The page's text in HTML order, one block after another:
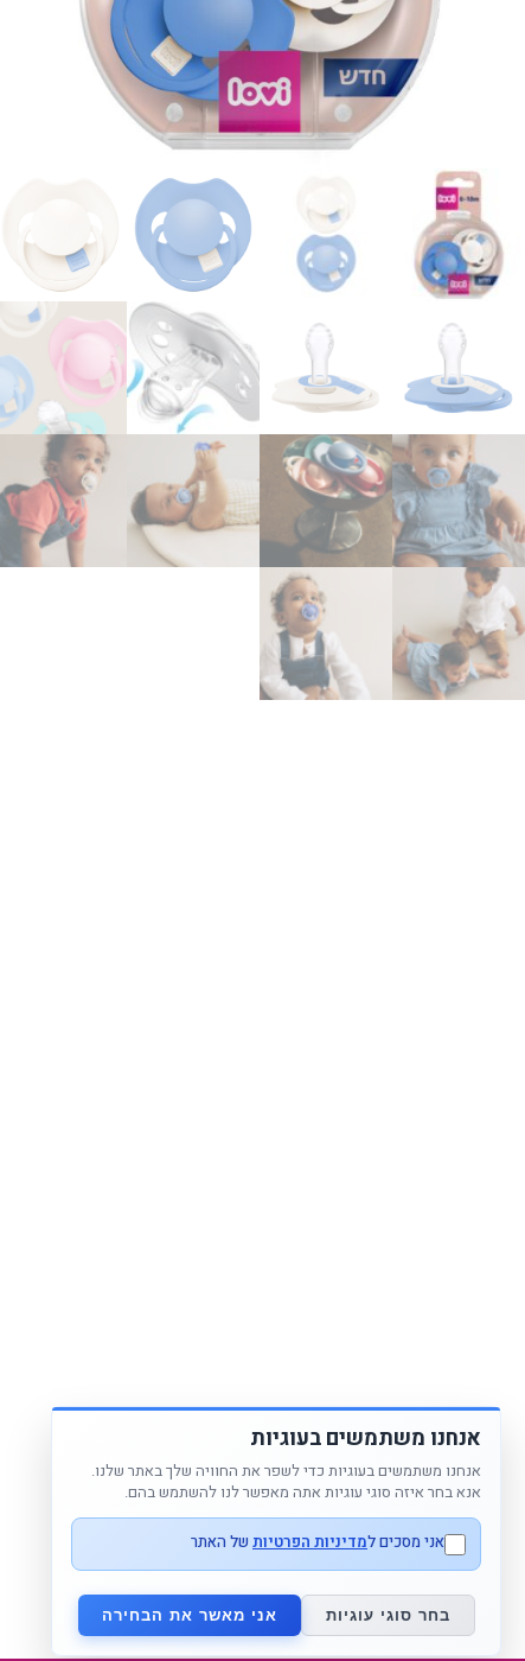
אנחנו משתמשים בעוגיות
אנחנו משתמשים בעוגיות כדי לשפר את החוויה שלך באתר שלנו.
אנא בחר איזה סוגי עוגיות אתה מאפשר לנו להשתמש בהם.
אני מסכים למדיניות הפרטיות של האתר
בחר סוגי עוגיות אני מאשר את הבחירה